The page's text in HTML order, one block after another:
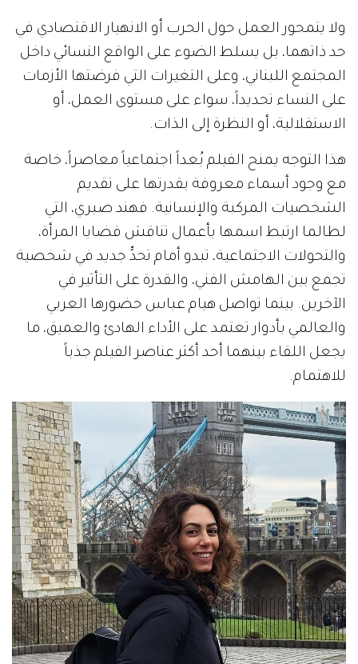
ولا يتمحور العمل حول الحرب أو الانهيار الاقتصادي في
حد ذاتهما، بل يسلط الضوء على الواقع النسائي داخل
المجتمع اللبناني، وعلى التغيرات التي فرضتها الأزمات
على النساء تحديداً، سواء على مستوى العمل، أو
الاستقلالية، أو النظرة إلى الذات.
هذا التوجه يمنح الفيلم بُعداً اجتماعياً معاصراً، خاصة
مع وجود أسماء معروفة بقدرتها على تقديم
الشخصيات المركبة والإنسانية. فهند صبري، التي
لطالما ارتبط اسمها بأعمال تناقش قضايا المرأة،
والتحولات الاجتماعية، تبدو أمام تحدٍّ جديد في شخصية
تجمع بين الهامش الفني، والقدرة على التأثير في
الآخرين. بينما تواصل هيام عباس حضورها العربي
والعالمي بأدوار تعتمد على الأداء الهادئ والعميق، ما
يجعل اللقاء بينهما أحد أكثر عناصر الفيلم جذباً
للاهتمام.